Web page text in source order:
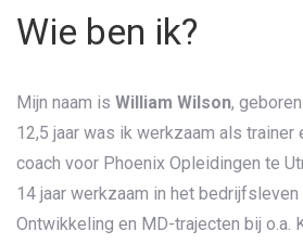
Wie ben ik?
Mijn naam is William Wilson,
12,5 jaar was ik werkzaam als trainer
coach voor Phoenix Opleidingen te
14 jaar werkzaam in het bedrijfsleven
Ontwikkeling en MD-trajecten bij o.a.